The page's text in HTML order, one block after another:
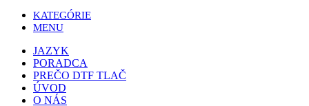
KATEGÓRIE
MENU
JAZYK
PORADCA
PREČO DTF TLAČ
ÚVOD
O NÁS